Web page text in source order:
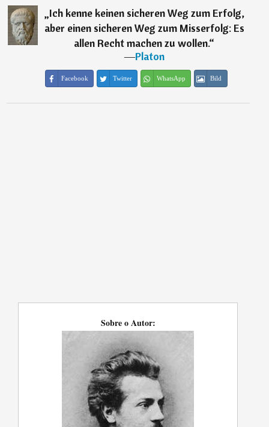
„Ich kenne keinen sicheren Weg zum Erfolg,
aber einen sicheren Weg zum Misserfolg: Es
allen Recht machen zu wollen.“
―Platon
Facebook Twitter WhatsApp Bild
Sobre o Autor: